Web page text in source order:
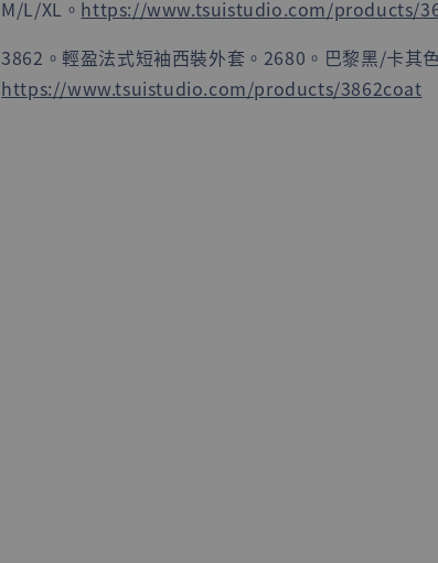
M/L/XL。 https://www.tsuistudio.com/products/
3862。輕盈法式短袖西裝外套。2680。巴黎黑/卡其
https://www.tsuistudio.com/products/3862coat